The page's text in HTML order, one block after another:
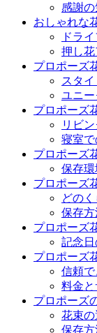
感謝の
おしゃれな
ドラ
押し
プロポーズ
スタ
ユニ
プロポーズ
リビ
寝室で
プロポーズ
保存
プロポーズ
どの
保存
プロポーズ
記念日
プロポーズ
信頼
料金
プロポーズ
花束
保存